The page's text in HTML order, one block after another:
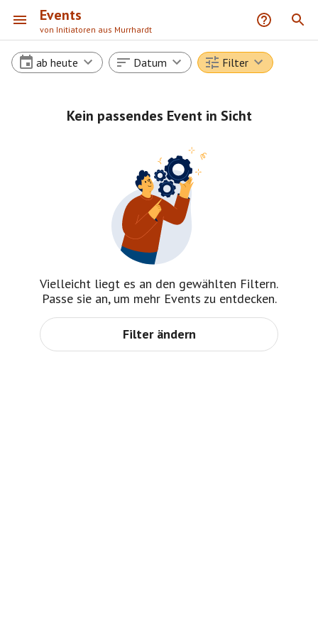
Events
von Initiatoren aus Murrhardt
ab heute Datum Filter
Kein passendes Event in Sicht
Vielleicht liegt es an den gewählten Filtern.
Passe sie an, um mehr Events zu entdecken.
Filter ändern